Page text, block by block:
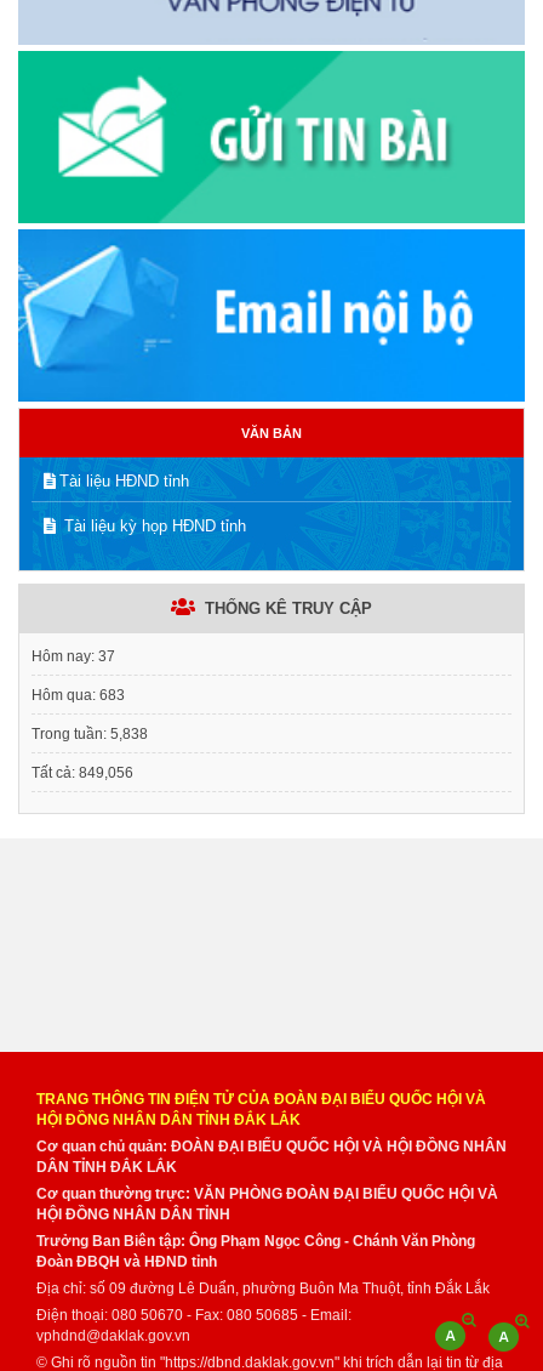
VĂN BẢN
Tài liệu HĐND tỉnh
Tài liệu kỳ họp HĐND tỉnh
THỐNG KÊ TRUY CẬP
Hôm nay: 37
Hôm qua: 683
Trong tuần: 5,838
Tất cả: 849,056
TRANG THÔNG TIN ĐIỆN TỬ CỦA ĐOÀN ĐẠI BIỂU QUỐC HỘI VÀ
HỘI ĐỒNG NHÂN DÂN TỈNH ĐẮK LẮK
Cơ quan chủ quản: ĐOÀN ĐẠI BIỂU QUỐC HỘI VÀ HỘI ĐỒNG NHÂN
DÂN TỈNH ĐẮK LẮK
Cơ quan thường trực: VĂN PHÒNG ĐOÀN ĐẠI BIỂU QUỐC HỘI VÀ
HỘI ĐỒNG NHÂN DÂN TỈNH
Trưởng Ban Biên tập: Ông Phạm Ngọc Công - Chánh Văn Phòng
Đoàn ĐBQH và HĐND tỉnh
Địa chỉ: số 09 đường Lê Duẩn, phường Buôn Ma Thuột, tỉnh Đắk Lắk
Điện thoại: 080 50670 - Fax: 080 50685 - Email:
vphdnd@daklak.gov.vn
© Ghi rõ nguồn tin "https://dbnd.daklak.gov.vn" khi trích dẫn lại tin từ địa